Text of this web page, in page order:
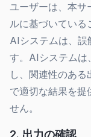
ユーザーは、本サ
ルに基づいている
AIシステムは、誤
す。AIシステムは
し、関連性のあ
で適切な結果を提
せん。
2. 出力の確認